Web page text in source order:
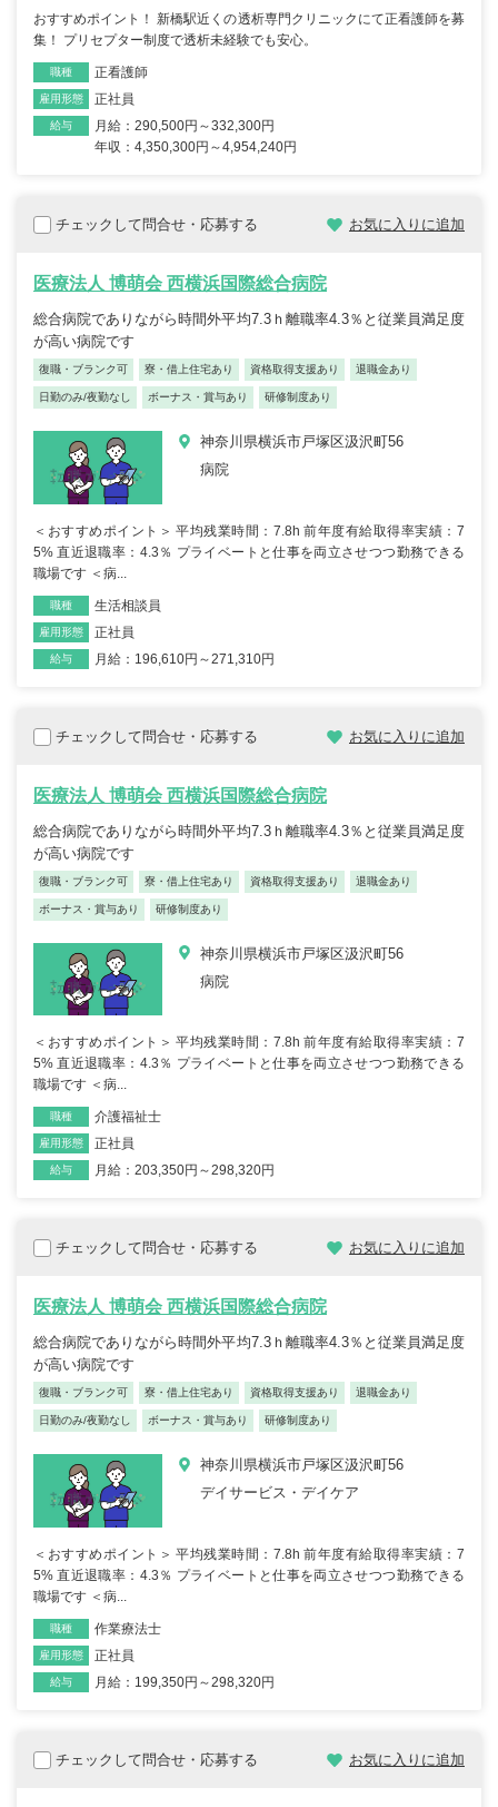
おすすめポイント！ 新橋駅近くの透析専門クリニックにて正看護師を募
集！ プリセプター制度で透析未経験でも安心。
職種 正看護師
雇用形態 正社員
給与
月給：290,500円～332,300円
年収：4,350,300円～4,954,240円
チェックして問合せ・応募する お気に入りに追加
医療法人 博萌会 西横浜国際総合病院
総合病院でありながら時間外平均7.3ｈ離職率4.3％と従業員満足度
が高い病院です
復職・ブランク可 寮・借上住宅あり 資格取得支援あり 退職金あり
日勤のみ/夜勤なし ボーナス・賞与あり 研修制度あり
神奈川県横浜市戸塚区汲沢町56
病院
＜おすすめポイント＞ 平均残業時間：7.8h 前年度有給取得率実績：7
5% 直近退職率：4.3％ プライベートと仕事を両立させつつ勤務できる
職場です ＜病...
職種 生活相談員
雇用形態 正社員
給与 月給：196,610円～271,310円
チェックして問合せ・応募する お気に入りに追加
医療法人 博萌会 西横浜国際総合病院
総合病院でありながら時間外平均7.3ｈ離職率4.3％と従業員満足度
が高い病院です
復職・ブランク可 寮・借上住宅あり 資格取得支援あり 退職金あり
ボーナス・賞与あり 研修制度あり
神奈川県横浜市戸塚区汲沢町56
病院
＜おすすめポイント＞ 平均残業時間：7.8h 前年度有給取得率実績：7
5% 直近退職率：4.3％ プライベートと仕事を両立させつつ勤務できる
職場です ＜病...
職種 介護福祉士
雇用形態 正社員
給与 月給：203,350円～298,320円
チェックして問合せ・応募する お気に入りに追加
医療法人 博萌会 西横浜国際総合病院
総合病院でありながら時間外平均7.3ｈ離職率4.3％と従業員満足度
が高い病院です
復職・ブランク可 寮・借上住宅あり 資格取得支援あり 退職金あり
日勤のみ/夜勤なし ボーナス・賞与あり 研修制度あり
神奈川県横浜市戸塚区汲沢町56
デイサービス・デイケア
＜おすすめポイント＞ 平均残業時間：7.8h 前年度有給取得率実績：7
5% 直近退職率：4.3％ プライベートと仕事を両立させつつ勤務できる
職場です ＜病...
職種 作業療法士
雇用形態 正社員
給与 月給：199,350円～298,320円
チェックして問合せ・応募する お気に入りに追加